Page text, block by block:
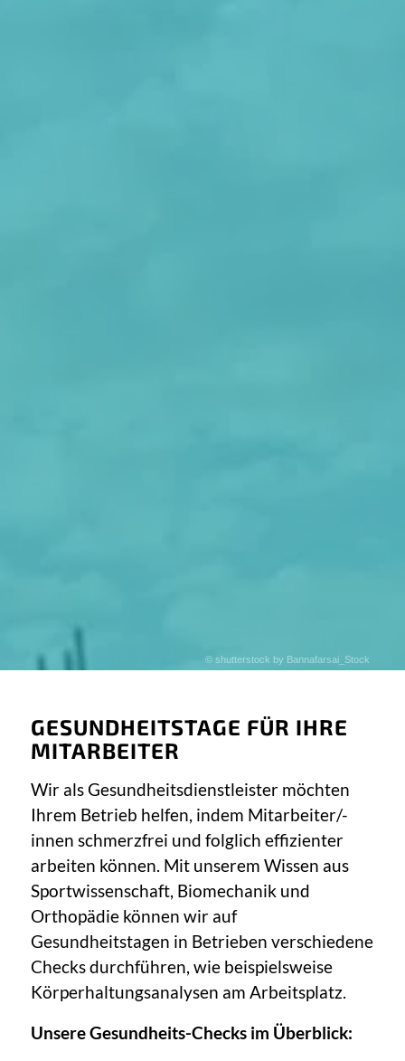
© shutterstock by Bannafarsai_Stock
GESUNDHEITSTAGE FÜR IHRE
MITARBEITER
Wir als Gesundheitsdienstleister möchten
Ihrem Betrieb helfen, indem Mitarbeiter/-
innen schmerzfrei und folglich effizienter
arbeiten können. Mit unserem Wissen aus
Sportwissenschaft, Biomechanik und
Orthopädie können wir auf
Gesundheitstagen in Betrieben verschiedene
Checks durchführen, wie beispielsweise
Körperhaltungsanalysen am Arbeitsplatz.
Unsere Gesundheits-Checks im Überblick: